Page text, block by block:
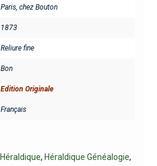
Paris, chez Bouton
1873
Reliure fine
Bon
Edition Originale
Français
Héraldique, Héraldique Généalogie,